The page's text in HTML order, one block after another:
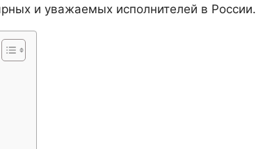
и уважаемых исполнителей в России.